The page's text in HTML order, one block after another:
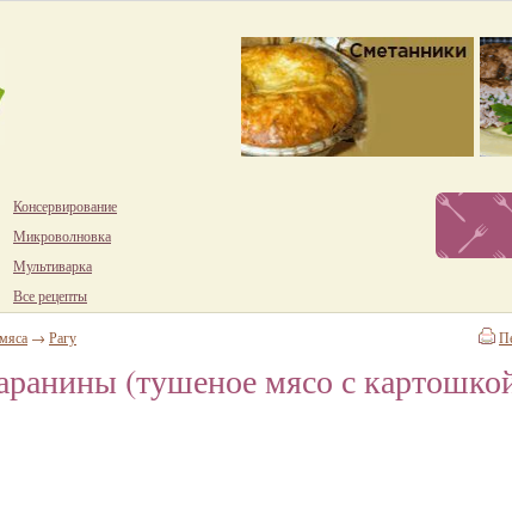
Консервирование
Микроволновка
Мультиварка
Все рецепты
→ Рагу
(тушеное мясо с